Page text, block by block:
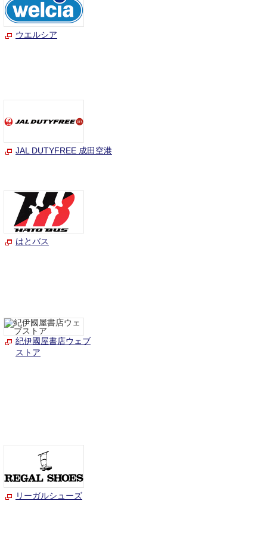
ウエルシア
JAL DUTYFREE 成田空港
はとバス
紀伊國屋書店ウェブ
ストア
リーガルシューズ